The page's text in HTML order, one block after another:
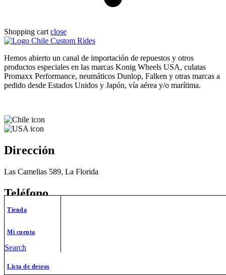
Tienda
Mi cuenta
Search
Lista de deseos
Shopping cart close
Hemos abierto un canal de importación de repuestos y otros
productos especiales en las marcas Konig Wheels USA, culatas
Promaxx Performance, neumáticos Dunlop, Falken y otras marcas a
pedido desde Estados Unidos y Japón, vía aérea y/o marítima.
Dirección
Las Camelias 589, La Florida
Teléfono
+569 9461 6342
Correo
Instagram Facebook-f